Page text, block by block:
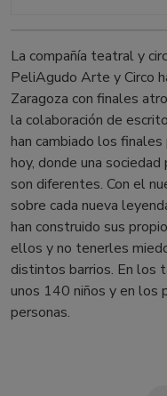
La compañía teatral y
PeliAgudo Arte y Circo
Zaragoza con finales
la colaboración de
han cambiado los
hoy, donde una
son diferentes. Con el
sobre cada nueva
han construido sus
ellos y no tenerles
distintos barrios. En los
unos 140 niños y en los
personas.